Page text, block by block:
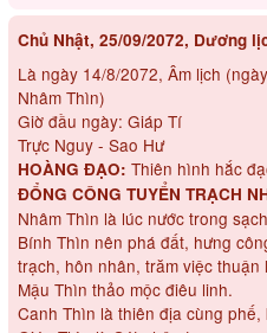
Chủ Nhật, 25/09/2072, Dương
Là ngày 14/8/2072, Âm lịch
Nhâm Thìn)
Giờ đầu ngày: Giáp Tí
Trực Nguy - Sao Hư
HOÀNG ĐẠO: Thiên hình hắc
ĐỔNG CÔNG TUYỂN TRẠCH
Nhâm Thìn là lúc nước trong
Bính Thìn nên phá đất, hưng
trạch, hôn nhân, trăm việc thuận
Mậu Thìn thảo mộc điêu linh.
Canh Thìn là thiên địa cùng phế,